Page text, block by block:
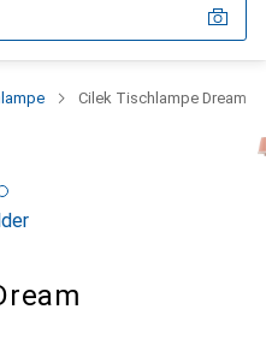
Cilek Tischlampe Dream